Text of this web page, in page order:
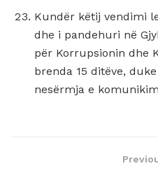
Kundër këtij vendimi
dhe i pandehuri në
për Korrupsionin dhe
brenda 15 ditëve,
nesërmja e